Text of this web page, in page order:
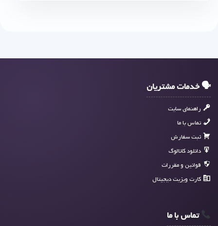
🗣 خدمات مشتریان
راهنمای سایت
تماس با ما
ثبت سفارش
دانلود کاتالوگ
قوانین و مقررات
کارت ویزیت دیجیتال
تماس با ما